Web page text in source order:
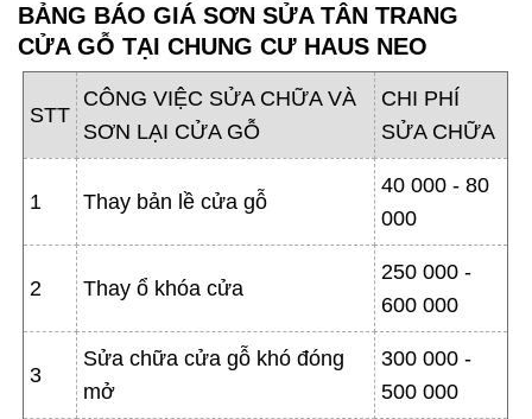
BẢNG BÁO GIÁ SƠN SỬA TÂN TRANG
CỬA GỖ TẠI CHUNG CƯ HAUS NEO
STT
CÔNG VIỆC SỬA CHỮA VÀ
SƠN LẠI CỬA GỖ
CHI PHÍ
SỬA CHỮA
1 Thay bản lề cửa gỗ
40 000 - 80
000
2 Thay ổ khóa cửa
250 000 -
600 000
3
Sửa chữa cửa gỗ khó đóng
mở
300 000 -
500 000